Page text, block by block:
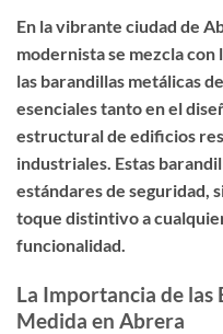
En la vibrante ciudad de
modernista se mezcla
las barandillas metálicas
esenciales tanto en el
estructural de edificios
industriales. Estas
estándares de seguridad,
toque distintivo a
funcionalidad.
La Importancia de las
Medida en Abrera